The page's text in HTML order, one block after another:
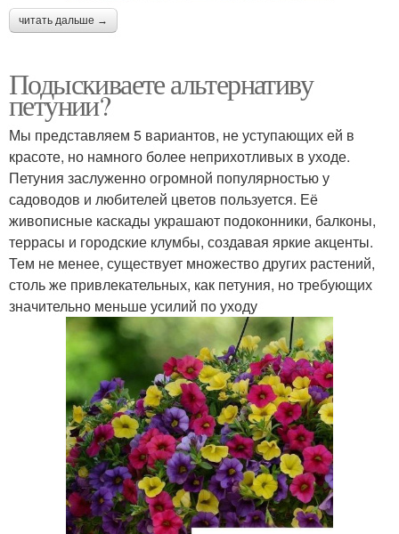
читать дальше →
Подыскиваете альтернативу
петунии?
Мы представляем 5 вариантов, не уступающих ей в
красоте, но намного более неприхотливых в уходе.
Петуния заслуженно огромной популярностью у
садоводов и любителей цветов пользуется. Её
живописные каскады украшают подоконники, балконы,
террасы и городские клумбы, создавая яркие акценты.
Тем не менее, существует множество других растений,
столь же привлекательных, как петуния, но требующих
значительно меньше усилий по уходу